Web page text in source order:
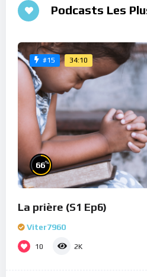
Podcasts Les
#15 34:10
66%
La prière (S1 Ep6)
Viter7960
10 2K